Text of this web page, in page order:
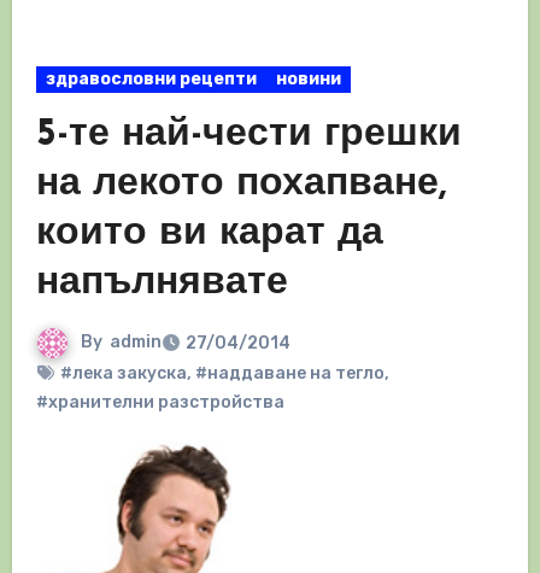
здравословни рецепти новини
5-те най-чести грешки
на лекото похапване,
които ви карат да
напълнявате
By admin
27/04/2014
#лека закуска, #наддаване на тегло,
#хранителни разстройства